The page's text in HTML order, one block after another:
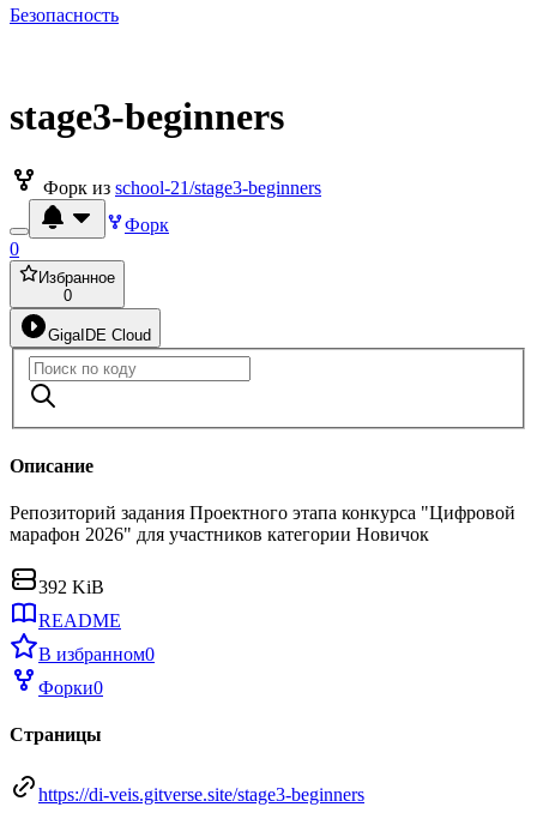
Безопасность
stage3-beginners
Форк из school-21/stage3-beginners
Форк
0
Избранное
0
GigaIDE Cloud
Описание
Репозиторий задания Проектного этапа конкурса "Цифровой
марафон 2026" для участников категории Новичок
392 KiB
README
В избранном0
Форки0
Страницы
https://di-veis.gitverse.site/stage3-beginners